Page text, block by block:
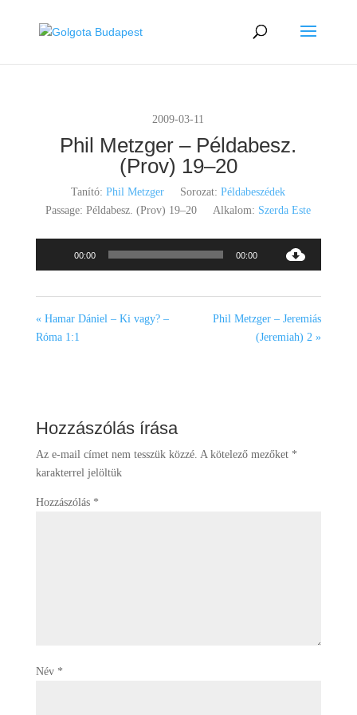
2009-03-11
Phil Metzger – Példabesz.
(Prov) 19–20
Tanító: Phil Metzger Sorozat: Példabeszédek
Passage: Példabesz. (Prov) 19–20 Alkalom: Szerda Este
00:00 00:00
« Hamar Dániel – Ki vagy? –
Róma 1:1
Phil Metzger – Jeremiás
(Jeremiah) 2 »
Hozzászólás írása
Az e-mail címet nem tesszük közzé. A kötelező mezőket *
karakterrel jelöltük
Hozzászólás *
Név *